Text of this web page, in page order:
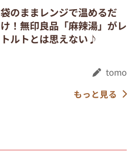
袋のままレンジで温めるだ
け！無印良品「麻辣湯」がレ
トルトとは思えない♪
tomo
もっと見る